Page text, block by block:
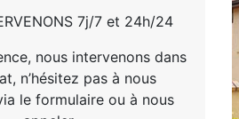
7j/7 et 24h/24
nous intervenons dans
n’hésitez pas à nous
le formulaire ou à nous